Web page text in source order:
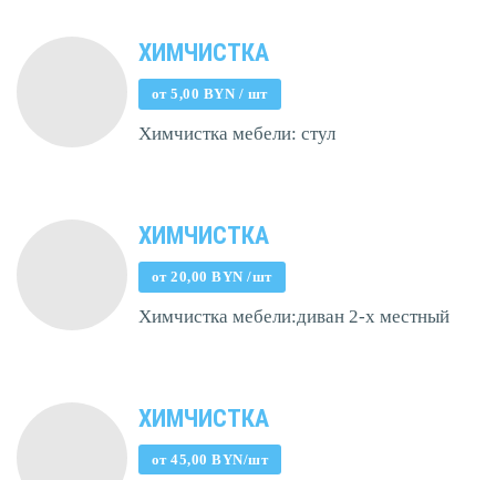
ХИМЧИСТКА
от 5,00 BYN / шт
Химчистка мебели: стул
ХИМЧИСТКА
от 20,00 BYN /шт
Химчистка мебели:диван 2-х местный
ХИМЧИСТКА
от 45,00 BYN/шт